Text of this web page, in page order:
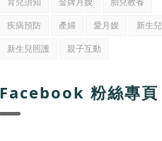
疾病預防
產婦 愛月嫂
新生兒
新生兒照護
親子互動
Facebook 粉絲專頁